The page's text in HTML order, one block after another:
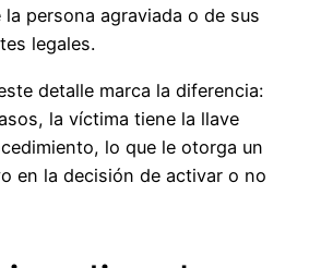
la persona agraviada o de sus
legales.
detalle marca la diferencia:
la víctima tiene la llave
lo que le otorga un
en la decisión de activar o no